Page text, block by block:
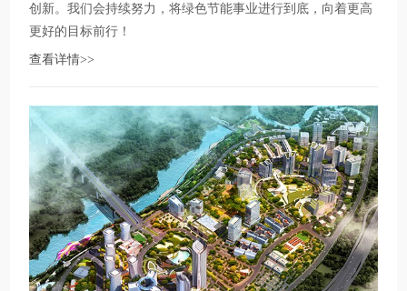
创新。我们会持续努力，将绿色节能事业进行到底，向着更高
更好的目标前行！
查看详情>>